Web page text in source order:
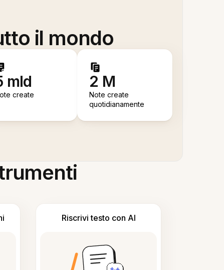
il mondo
mld
create
2 M
Note create
quotidianamente
Riscrivi testo con AI